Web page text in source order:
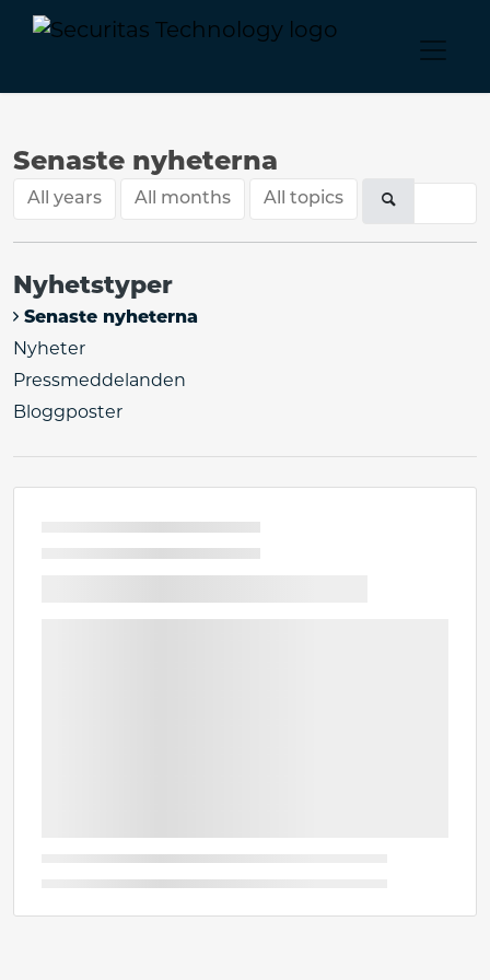
Senaste nyheterna
All years All months All topics
Nyhetstyper
Senaste nyheterna
Nyheter
Pressmeddelanden
Bloggposter